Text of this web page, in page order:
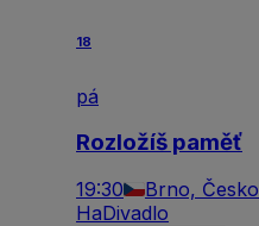
18
pá
Rozložíš paměť
19:30 Brno, Česko
HaDivadlo